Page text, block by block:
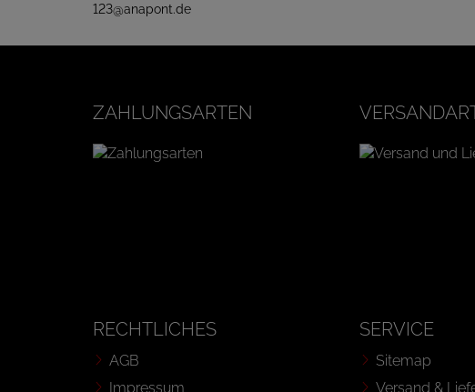
123@anapont.de
ZAHLUNGSARTEN
RECHTLICHES
AGB
Impressum
SERVICE
Sitemap
Versand &